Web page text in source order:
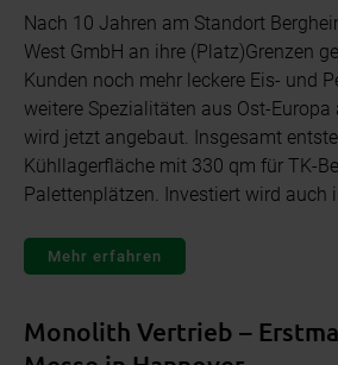
Nach 10 Jahren am Standort
West GmbH an ihre (Platz)Grenzen
Kunden noch mehr leckere Eis- und
weitere Spezialitäten aus Ost-
wird jetzt angebaut. Insgesamt
Kühllagerfläche mit 330 qm für TK-
Palettenplätzen. Investiert wird auch
Mehr erfahren
Monolith Vertrieb –